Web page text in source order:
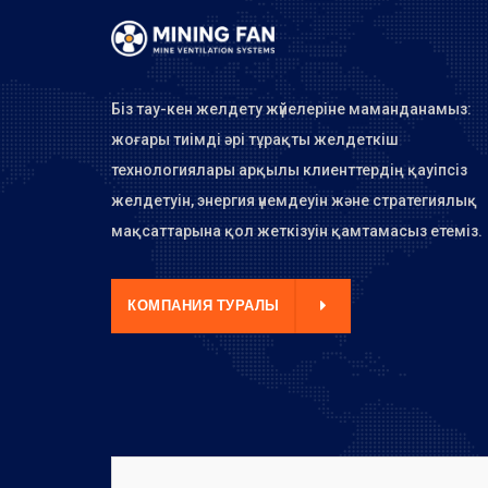
Біз тау-кен желдету жүйелеріне маманданамыз:
жоғары тиімді әрі тұрақты желдеткіш
технологиялары арқылы клиенттердің қауіпсіз
желдетуін, энергия үнемдеуін және стратегиялық
мақсаттарына қол жеткізуін қамтамасыз етеміз.
КОМПАНИЯ ТУРАЛЫ